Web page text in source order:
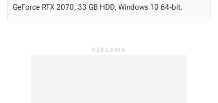
GeForce RTX 2070, 33 GB HDD, Windows 10 64-bit.